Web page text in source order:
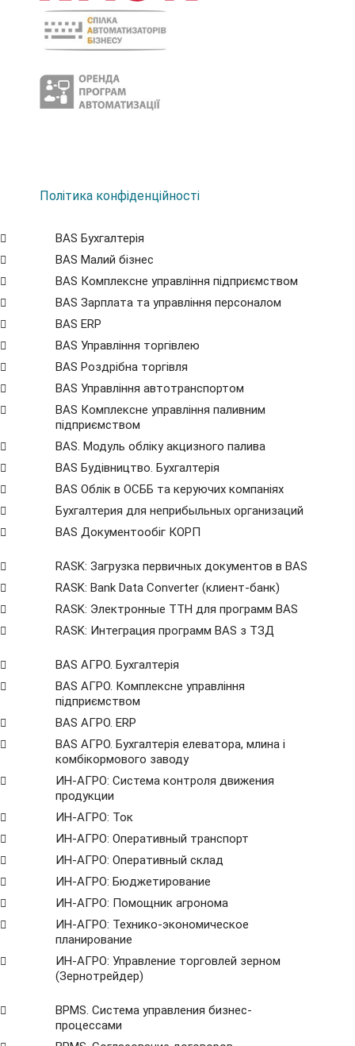
Політика конфіденційності
BAS Бухгалтерія
BAS Малий бізнес
BAS Комплексне управління підприємством
BAS Зарплата та управління персоналом
BAS ERP
BAS Управління торгівлею
BAS Роздрібна торгівля
BAS Управління автотранспортом
BAS Комплексне управління паливним
підприємством
BAS. Модуль обліку акцизного палива
BAS Будівництво. Бухгалтерія
BAS Облік в ОСББ та керуючих компаніях
Бухгалтерия для неприбыльных организаций
BAS Документообіг КОРП
RASK: Загрузка первичных документов в BAS
RASK: Bank Data Сonverter (клиент-банк)
RASK: Электронные ТТН для программ BAS
RASK: Интеграция программ BAS з ТЗД
BAS АГРО. Бухгалтерія
BAS АГРО. Комплексне управління
підприємством
BAS АГРО. ERP
BAS АГРО. Бухгалтерія елеватора, млина і
комбікормового заводу
ИН-АГРО: Система контроля движения
продукции
ИН-АГРО: Ток
ИН-АГРО: Оперативный транспорт
ИН-АГРО: Оперативный склад
ИН-АГРО: Бюджетирование
ИН-АГРО: Помощник агронома
ИН-АГРО: Технико-экономическое
планирование
ИН-АГРО: Управление торговлей зерном
(Зернотрейдер)
ВРМS. Система управления бизнес-
процессами